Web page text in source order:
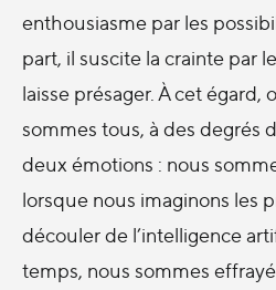
enthousiasme par les
part, il suscite la crainte par
laisse présager. À cet
sommes tous, à des degrés
deux émotions : nous
lorsque nous imaginons les
découler de l’intelligence
temps, nous sommes